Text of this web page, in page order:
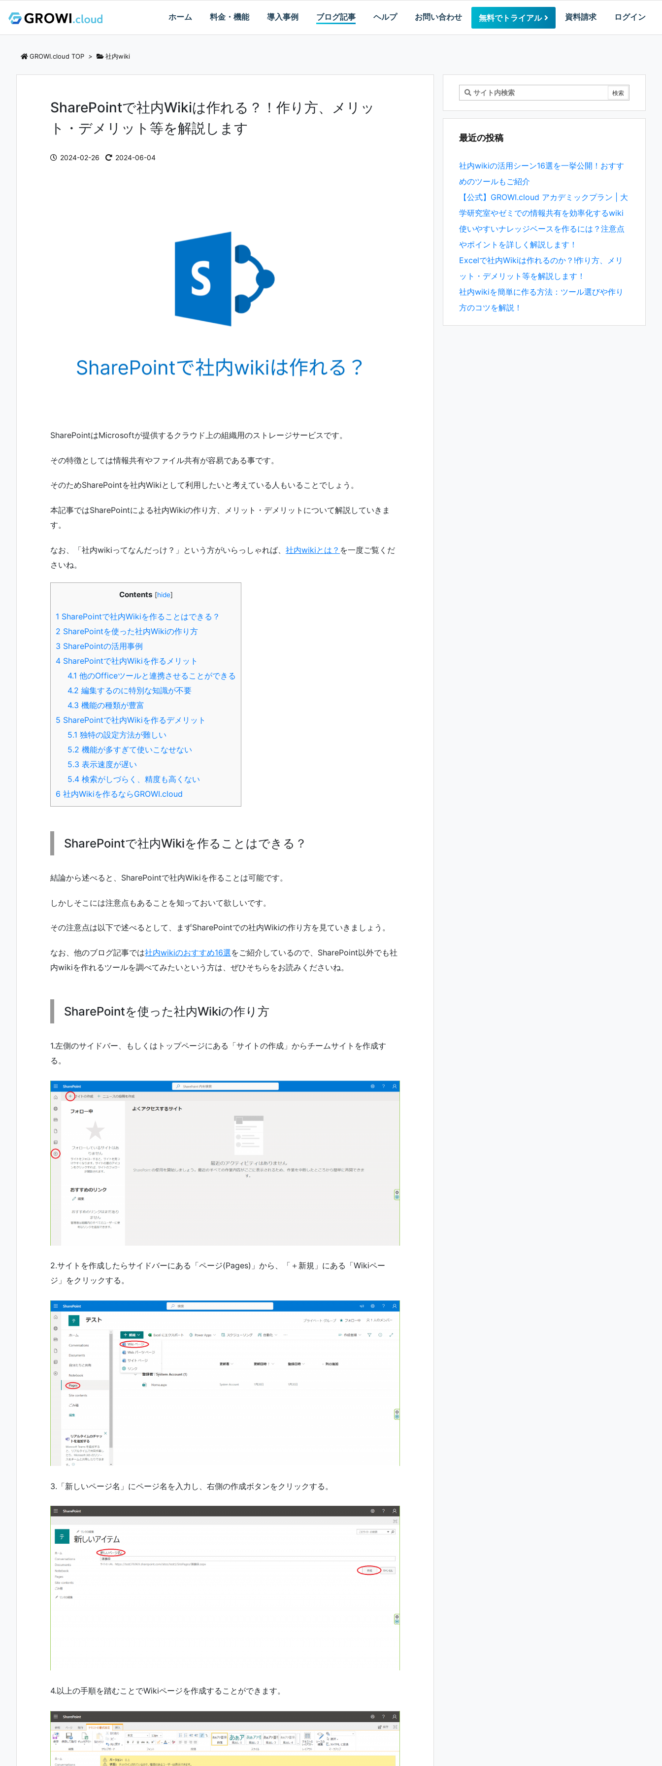
ホーム 料金・機能 導入事例 ブログ記事 ヘルプ お問い合わせ 無料でトライアル 資料請求 ログイン
GROWI.cloud TOP > 社内wiki
SharePointで社内Wikiは作れる？！作り方、メリッ
ト・デメリット等を解説します
2024-02-26 2024-06-04
SharePointはMicrosoftが提供するクラウド上の組織用のストレージサービスです。
その特徴としては情報共有やファイル共有が容易である事です。
そのためSharePointを社内Wikiとして利用したいと考えている人もいることでしょう。
本記事ではSharePointによる社内Wikiの作り方、メリット・デメリットについて解説していきま
す。
なお、「社内wikiってなんだっけ？」という方がいらっしゃれば、 社内wikiとは？ を一度ご覧くだ
さいね。
Contents [hide]
1 SharePointで社内Wikiを作ることはできる？
2 SharePointを使った社内Wikiの作り方
3 SharePointの活用事例
4 SharePointで社内Wikiを作るメリット
4.1 他のOfficeツールと連携させることができる
4.2 編集するのに特別な知識が不要
4.3 機能の種類が豊富
5 SharePointで社内Wikiを作るデメリット
5.1 独特の設定方法が難しい
5.2 機能が多すぎて使いこなせない
5.3 表示速度が遅い
5.4 検索がしづらく、精度も高くない
6 社内Wikiを作るならGROWI.cloud
SharePointで社内Wikiを作ることはできる？
結論から述べると、SharePointで社内Wikiを作ることは可能です。
しかしそこには注意点もあることを知っておいて欲しいです。
その注意点は以下で述べるとして、まずSharePointでの社内Wikiの作り方を見ていきましょう。
なお、他のブログ記事では社内wikiのおすすめ16選をご紹介しているので、SharePoint以外でも社
内wikiを作れるツールを調べてみたいという方は、ぜひそちらをお読みくださいね。
SharePointを使った社内Wikiの作り方
1.左側のサイドバー、もしくはトップページにある「サイトの作成」からチームサイトを作成す
る。
2.サイトを作成したらサイドバーにある「ページ(Pages)」から、「＋新規」にある「Wikiペー
ジ」をクリックする。
3.「新しいページ名」にページ名を入力し、右側の作成ボタンをクリックする。
4.以上の手順を踏むことでWikiページを作成することができます。
最近の投稿
社内wikiの活用シーン16選を一挙公開！おすす
めのツールもご紹介
【公式】GROWI.cloud アカデミックプラン | 大
学研究室やゼミでの情報共有を効率化するwiki
使いやすいナレッジベースを作るには？注意点
やポイントを詳しく解説します！
Excelで社内Wikiは作れるのか？!作り方、メリ
ット・デメリット等を解説します！
社内wikiを簡単に作る方法：ツール選びや作り
方のコツを解説！